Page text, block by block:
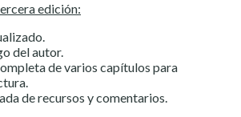
edición:
del autor.
de varios capítulos para
de recursos y comentarios.